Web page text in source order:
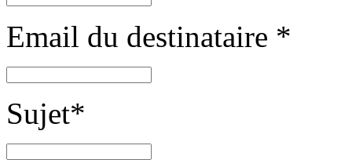
Email du destinataire *
Sujet*